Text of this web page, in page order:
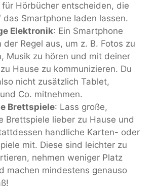
Hörbücher entscheiden, die
das Smartphone laden lassen.
Elektronik: Ein Smartphone
der Regel aus, um z. B. Fotos zu
Musik zu hören und mit deiner
Hause zu kommunizieren. Du
nicht zusätzlich Tablet,
Co. mitnehmen.
Brettspiele: Lass große,
Brettspiele lieber zu Hause und
handliche Karten- oder
mit. Diese sind leichter zu
nehmen weniger Platz
machen mindestens genauso